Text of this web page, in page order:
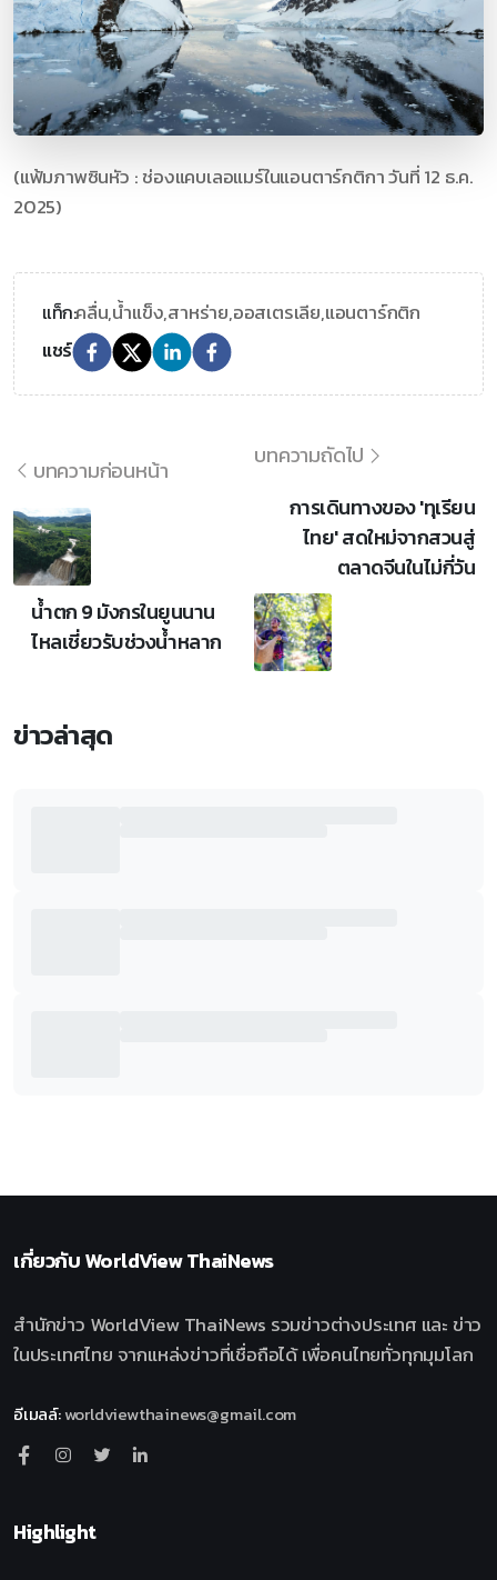
(แฟ้มภาพซินหัว : ช่องแคบเลอแมร์ในแอนตาร์กติกา วันที่ 12 ธ.ค.
2025)
แท็ก:คลื่น,น้ำแข็ง,สาหร่าย,ออสเตรเลีย,แอนตาร์กติก
แชร์
บทความก่อนหน้า
น้ำตก 9 มังกรในยูนนาน
ไหลเชี่ยวรับช่วงน้ำหลาก
บทความถัดไป
การเดินทางของ 'ทุเรียน
ไทย' สดใหม่จากสวนสู่
ตลาดจีนในไม่กี่วัน
ข่าวล่าสุด
เกี่ยวกับWorldView ThaiNews
สำนักข่าว WorldView ThaiNews รวมข่าวต่างประเทศ และ ข่าว
ในประเทศไทย จากแหล่งข่าวที่เชื่อถือได้ เพื่อคนไทยทั่วทุกมุมโลก
อีเมลล์:worldviewthainews@gmail.com
Highlight